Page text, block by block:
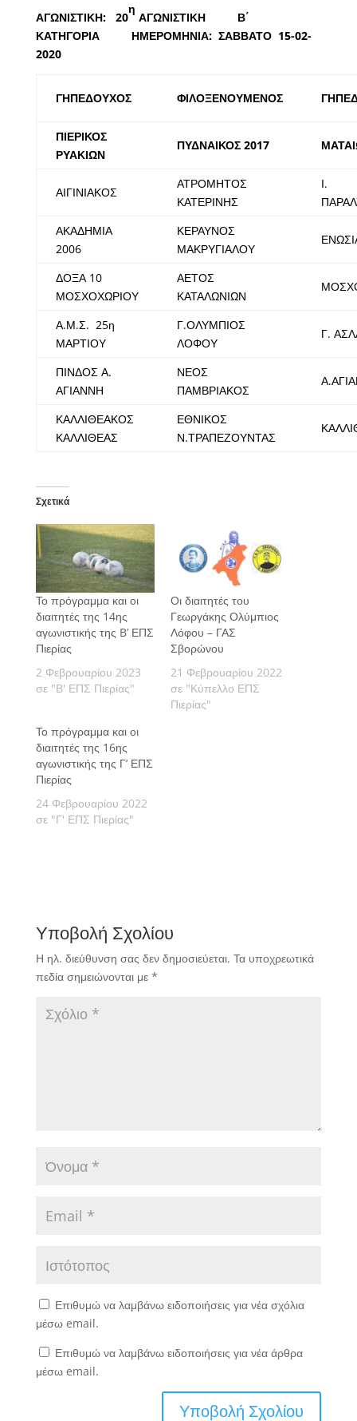
ΑΓΩΝΙΣΤΙΚΗ: 20
η
ΑΓΩΝΙΣΤΙΚΗ Β΄
ΚΑΤΗΓΟΡΙΑ ΗΜΕΡΟΜΗΝΙΑ: ΣΑΒΒΑΤΟ 15-02-
2020
ΓΗΠΕΔΟΥΧΟΣ ΦΙΛΟΞΕΝΟΥΜΕΝΟΣ
ΠΙΕΡΙΚΟΣ
ΡΥΑΚΙΩΝ
ΠΥΔΝΑΙΚΟΣ 2017
ΑΙΓΙΝΙΑΚΟΣ
ΑΤΡΟΜΗΤΟΣ
ΚΑΤΕΡΙΝΗΣ
Ι.
ΑΚΑΔΗΜΙΑ
2006
ΚΕΡΑΥΝΟΣ
ΜΑΚΡΥΓΙΑΛΟΥ
ΔΟΞΑ 10
ΜΟΣΧΟΧΩΡΙΟΥ
ΑΕΤΟΣ
ΚΑΤΑΛΩΝΙΩΝ
Α.Μ.Σ. 25η
ΜΑΡΤΙΟΥ
Γ.ΟΛΥΜΠΙΟΣ
ΛΟΦΟΥ
Γ.
ΠΙΝΔΟΣ Α.
ΑΓΙΑΝΝΗ
ΝΕΟΣ
ΠΑΜΒΡΙΑΚΟΣ
ΚΑΛΛΙΘΕΑΚΟΣ
ΚΑΛΛΙΘΕΑΣ
ΕΘΝΙΚΟΣ
Ν.ΤΡΑΠΕΖΟΥΝΤΑΣ
Σχετικά
Το πρόγραμμα και οι
διαιτητές της 14ης
αγωνιστικής της B’ ΕΠΣ
Πιερίας
2 Φεβρουαρίου 2023
σε "Β' ΕΠΣ Πιερίας"
Οι διαιτητές του
Γεωργάκης Ολύμπιος
Λόφου – ΓΑΣ
Σβορώνου
21 Φεβρουαρίου 2022
σε "Κύπελλο ΕΠΣ
Πιερίας"
Το πρόγραμμα και οι
διαιτητές της 16ης
αγωνιστικής της Γ’ ΕΠΣ
Πιερίας
24 Φεβρουαρίου 2022
σε "Γ' ΕΠΣ Πιερίας"
Υποβολή Σχολίου
Η ηλ. διεύθυνση σας δεν δημοσιεύεται. Τα υποχρεωτικά
πεδία σημειώνονται με *
Επιθυμώ να λαμβάνω ειδοποιήσεις για νέα σχόλια
μέσω email.
Επιθυμώ να λαμβάνω ειδοποιήσεις για νέα άρθρα
μέσω email.